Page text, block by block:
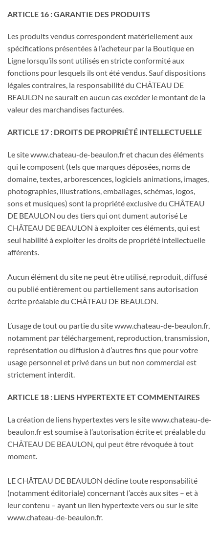
ARTICLE 16 : GARANTIE DES PRODUITS
Les produits vendus correspondent matériellement aux
spécifications présentées à l’acheteur par la Boutique en
Ligne lorsqu’ils sont utilisés en stricte conformité aux
fonctions pour lesquels ils ont été vendus. Sauf dispositions
légales contraires, la responsabilité du CHÂTEAU DE
BEAULON ne saurait en aucun cas excéder le montant de la
valeur des marchandises facturées.
ARTICLE 17 : DROITS DE PROPRIÉTÉ INTELLECTUELLE
Le site www.chateau-de-beaulon.fr et chacun des éléments
qui le composent (tels que marques déposées, noms de
domaine, textes, arborescences, logiciels animations, images,
photographies, illustrations, emballages, schémas, logos,
sons et musiques) sont la propriété exclusive du CHÂTEAU
DE BEAULON ou des tiers qui ont dument autorisé Le
CHÂTEAU DE BEAULON à exploiter ces éléments, qui est
seul habilité à exploiter les droits de propriété intellectuelle
afférents.
Aucun élément du site ne peut être utilisé, reproduit, diffusé
ou publié entièrement ou partiellement sans autorisation
écrite préalable du CHÂTEAU DE BEAULON.
L’usage de tout ou partie du site www.chateau-de-beaulon.fr,
notamment par téléchargement, reproduction, transmission,
représentation ou diffusion à d’autres fins que pour votre
usage personnel et privé dans un but non commercial est
strictement interdit.
ARTICLE 18 : LIENS HYPERTEXTE ET COMMENTAIRES
La création de liens hypertextes vers le site www.chateau-de-
beaulon.fr est soumise à l’autorisation écrite et préalable du
CHÂTEAU DE BEAULON, qui peut être révoquée à tout
moment.
LE CHÂTEAU DE BEAULON décline toute responsabilité
(notamment éditoriale) concernant l’accès aux sites – et à
leur contenu – ayant un lien hypertexte vers ou sur le site
www.chateau-de-beaulon.fr.